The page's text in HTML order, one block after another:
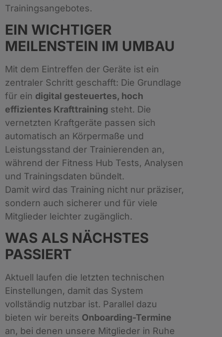
Trainingsangebotes.
EIN WICHTIGER
MEILENSTEIN IM UMBAU
Mit dem Eintreffen der Geräte ist ein
zentraler Schritt geschafft: Die Grundlage
für ein digital gesteuertes, hoch
effizientes Krafttraining steht. Die
vernetzten Kraftgeräte passen sich
automatisch an Körpermaße und
Leistungsstand der Trainierenden an,
während der Fitness Hub Tests, Analysen
und Trainingsdaten bündelt.
Damit wird das Training nicht nur präziser,
sondern auch sicherer und für viele
Mitglieder leichter zugänglich.
WAS ALS NÄCHSTES
PASSIERT
Aktuell laufen die letzten technischen
Einstellungen, damit das System
vollständig nutzbar ist. Parallel dazu
bieten wir bereits Onboarding-Termine
an, bei denen unsere Mitglieder in Ruhe